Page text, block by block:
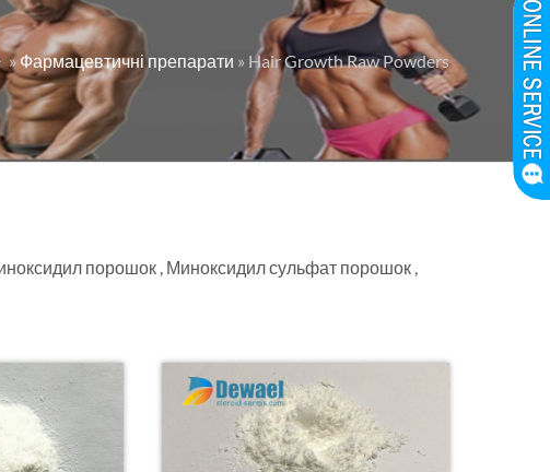
» Фармацевтичні препарати » Hair Growth Raw Powders
порошок , Миноксидил сульфат порошок ,